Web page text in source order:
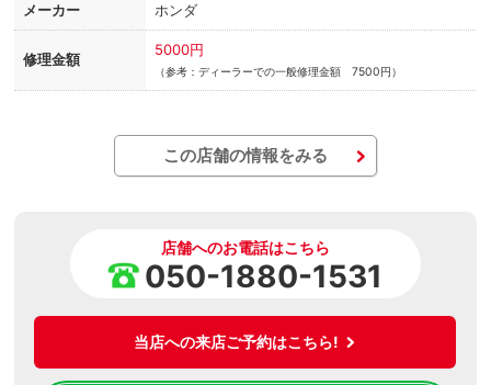
メーカー ホンダ
修理金額
5000円
（参考：ディーラーでの一般修理金額 7500円）
この店舗の情報をみる
店舗へのお電話はこちら
050-1880-1531
当店への来店ご予約はこちら!